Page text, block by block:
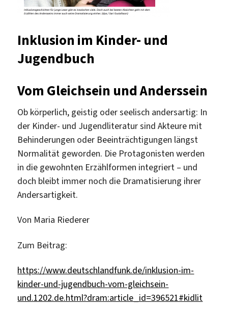
Inklusion im Kinder- und
Jugendbuch
Vom Gleichsein und Anderssein
Ob körperlich, geistig oder seelisch andersartig: In
der Kinder- und Jugendliteratur sind Akteure mit
Behinderungen oder Beeinträchtigungen längst
Normalität geworden. Die Protagonisten werden
in die gewohnten Erzählformen integriert – und
doch bleibt immer noch die Dramatisierung ihrer
Andersartigkeit.
Von Maria Riederer
Zum Beitrag:
https://www.deutschlandfunk.de/inklusion-im-
kinder-und-jugendbuch-vom-gleichsein-
und.1202.de.html?dram:article_id=396521#kidlit